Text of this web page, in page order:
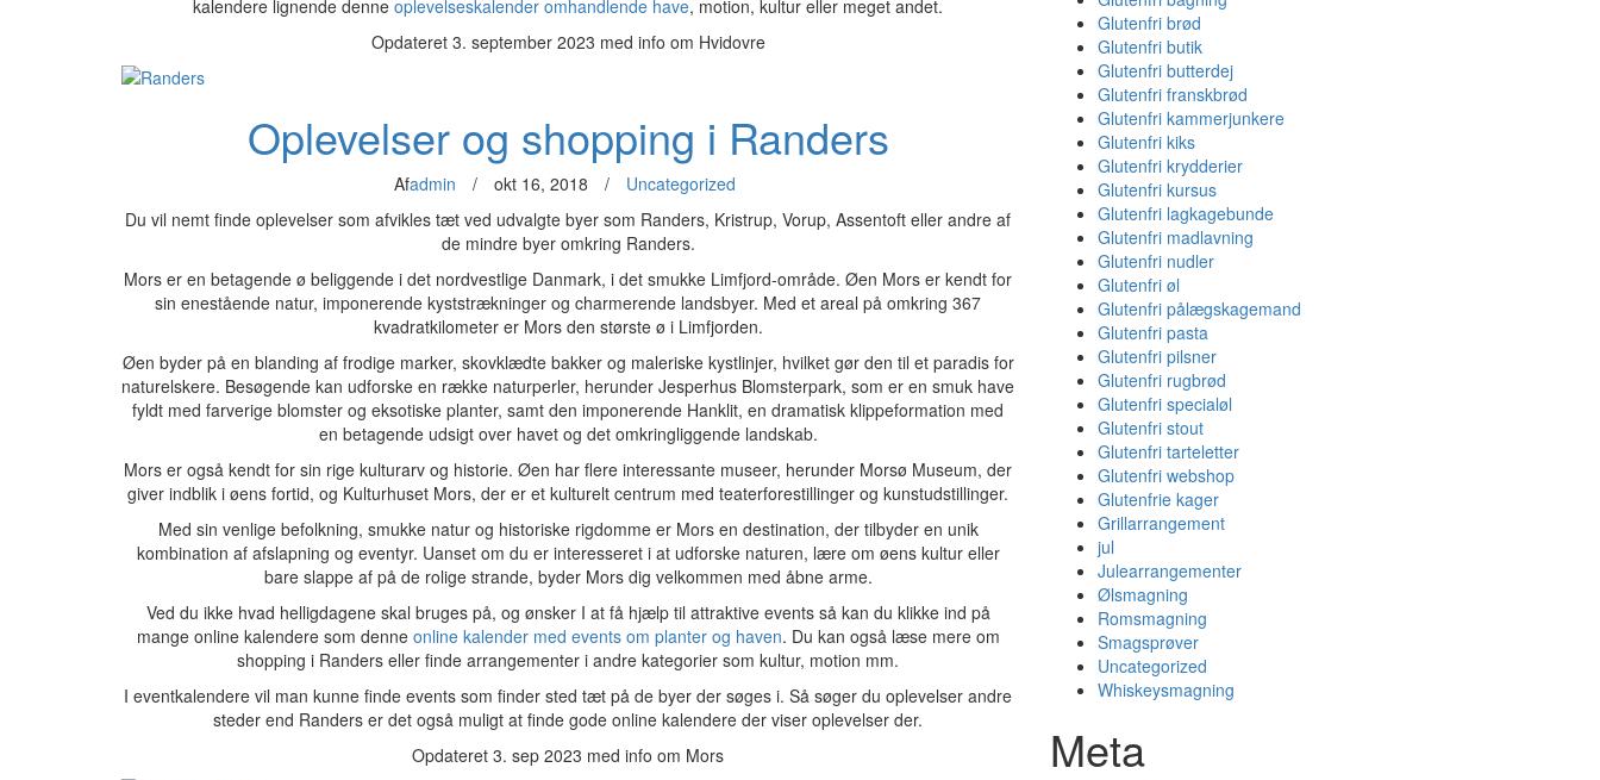
kalendere lignende denne oplevelseskalender omhandlende have, motion, kultur eller meget andet.
Opdateret 3. september 2023 med info om Hvidovre
Oplevelser og shopping i Randers
Afadmin / okt 16, 2018 /
Uncategorized
Du vil nemt finde oplevelser som afvikles tæt ved udvalgte byer som Randers, Kristrup, Vorup, Assentoft eller andre af
de mindre byer omkring Randers.
Mors er en betagende ø beliggende i det nordvestlige Danmark, i det smukke Limfjord-område. Øen Mors er kendt for
sin enestående natur, imponerende kyststrækninger og charmerende landsbyer. Med et areal på omkring 367
kvadratkilometer er Mors den største ø i Limfjorden.
Øen byder på en blanding af frodige marker, skovklædte bakker og maleriske kystlinjer, hvilket gør den til et paradis for
naturelskere. Besøgende kan udforske en række naturperler, herunder Jesperhus Blomsterpark, som er en smuk have
fyldt med farverige blomster og eksotiske planter, samt den imponerende Hanklit, en dramatisk klippeformation med
en betagende udsigt over havet og det omkringliggende landskab.
Mors er også kendt for sin rige kulturarv og historie. Øen har flere interessante museer, herunder Morsø Museum, der
giver indblik i øens fortid, og Kulturhuset Mors, der er et kulturelt centrum med teaterforestillinger og kunstudstillinger.
Med sin venlige befolkning, smukke natur og historiske rigdomme er Mors en destination, der tilbyder en unik
kombination af afslapning og eventyr. Uanset om du er interesseret i at udforske naturen, lære om øens kultur eller
bare slappe af på de rolige strande, byder Mors dig velkommen med åbne arme.
Ved du ikke hvad helligdagene skal bruges på, og ønsker I at få hjælp til attraktive events så kan du klikke ind på
mange online kalendere som denne online kalender med events om planter og haven. Du kan også læse mere om
shopping i Randers eller finde arrangementer i andre kategorier som kultur, motion mm.
I eventkalendere vil man kunne finde events som finder sted tæt på de byer der søges i. Så søger du oplevelser andre
steder end Randers er det også muligt at finde gode online kalendere der viser oplevelser der.
Opdateret 3. sep 2023 med info om Mors
Glutenfri brød
Glutenfri butik
Glutenfri butterdej
Glutenfri franskbrød
Glutenfri kammerjunkere
Glutenfri kiks
Glutenfri krydderier
Glutenfri kursus
Glutenfri lagkagebunde
Glutenfri madlavning
Glutenfri nudler
Glutenfri øl
Glutenfri pålægskagemand
Glutenfri pasta
Glutenfri pilsner
Glutenfri rugbrød
Glutenfri specialøl
Glutenfri stout
Glutenfri tarteletter
Glutenfri webshop
Glutenfrie kager
Grillarrangement
jul
Julearrangementer
Ølsmagning
Romsmagning
Smagsprøver
Uncategorized
Whiskeysmagning
Meta